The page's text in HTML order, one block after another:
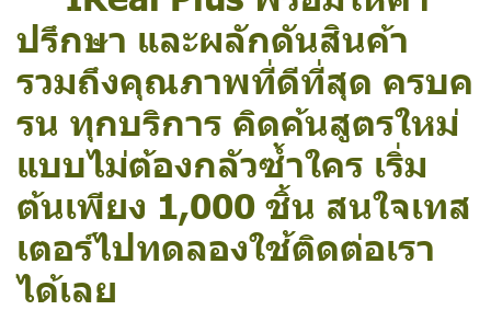
ปรึกษา และผลักดันสินค้า
รวมถึงคุณภาพที่ดีที่สุด ครบค
รน ทุกบริการ คิดค้นสูตรใหม่
แบบไม่ต้องกลัวซ้ำใคร เริ่ม
ต้นเพียง 1,000 ชิ้น สนใจเทส
เตอร์ไปทดลองใช้ติดต่อเรา
ได้เลย